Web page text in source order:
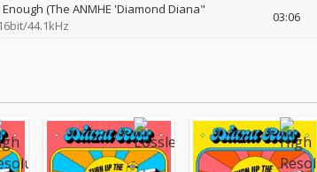
(The ANMHE 'Diamond Diana"
44.1kHz
03:06